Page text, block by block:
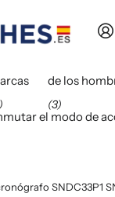
de los
(3)
el modo de
SNDC33P1